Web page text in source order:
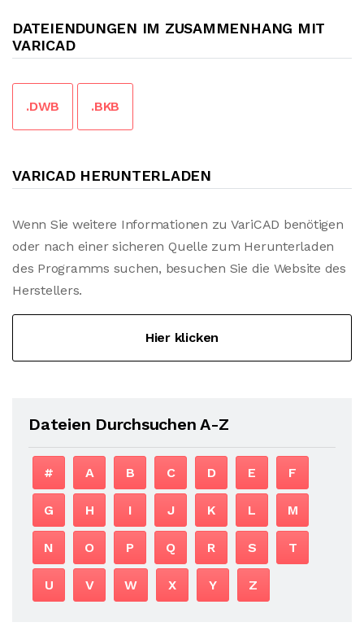
DATEIENDUNGEN IM ZUSAMMENHANG MIT
VARICAD
.DWB .BKB
VARICAD HERUNTERLADEN
Wenn Sie weitere Informationen zu VariCAD benötigen
oder nach einer sicheren Quelle zum Herunterladen
des Programms suchen, besuchen Sie die Website des
Herstellers.
Hier klicken
Dateien Durchsuchen A-Z
# A B C D E F
G H I J K L M
N O P Q R S T
U V W X Y Z